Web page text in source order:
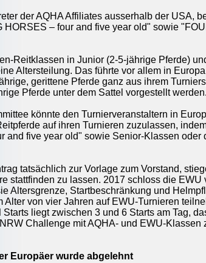
der AQHA Affiliates ausserhalb der USA,
– four and five year old" sowie
Reitklassen in Junior (2-5-jährige Pferde)
Altersteilung. Das führte vor allem in
gerittene Pferde ganz aus ihrem
Pferde unter dem Sattel vorgestellt werden.
könnte den Turnierveranstaltern in
auf ihren Turnieren zuzulassen,
and five year old" sowie Senior-Klassen oder
tatsächlich zur Vorlage zum Vorstand,
stattfinden zu lassen. 2017 schloss die
Altersgrenze, Startbeschränkung und
Alter von vier Jahren auf EWU-Turnieren
liegt zwischen 3 und 6 Starts am Tag,
Challenge mit AQHA- und EWU-Klassen
Europäer wurde abgelehnt